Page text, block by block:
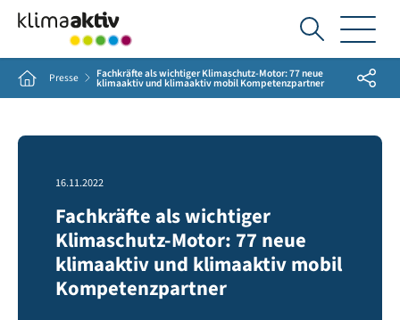
Ich
suche...
Home Presse Fachkräfte als wichtiger Klimaschutz-Motor: 77 neue
klimaaktiv und klimaaktiv mobil Kompetenzpartner Share
16.11.2022
Fachkräfte als wichtiger
Klimaschutz-Motor: 77 neue
klimaaktiv und klimaaktiv mobil
Kompetenzpartner